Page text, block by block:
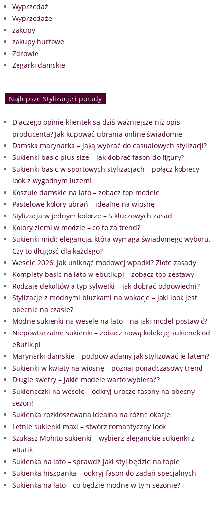
Wyprzedaż
Wyprzedaże
zakupy
zakupy hurtowe
Zdrowie
Zegarki damskie
Najlepsze Stylizacje i porady
Dlaczego opinie klientek są dziś ważniejsze niż opis
producenta? Jak kupować ubrania online świadomie
Damska marynarka – jaką wybrać do casualowych stylizacji?
Sukienki basic plus size – jak dobrać fason do figury?
Sukienki basic w sportowych stylizacjach – połącz kobiecy
look z wygodnym luzem!
Koszule damskie na lato – zobacz top modele
Pastelowe kolory ubrań – idealne na wiosnę
Stylizacja w jednym kolorze – 5 kluczowych zasad
Kolory ziemi w modzie – co to za trend?
Sukienki midi: elegancja, która wymaga świadomego wyboru.
Czy to długość dla każdego?
Wesele 2026: Jak uniknąć modowej wpadki? Złote zasady
Komplety basic na lato w ebutik.pl – zobacz top zestawy
Rodzaje dekoltów a typ sylwetki – jak dobrać odpowiedni?
Stylizacje z modnymi bluzkami na wakacje – jaki look jest
obecnie na czasie?
Modne sukienki na wesele na lato – na jaki model postawić?
Niepowtarzalne sukienki – zobacz nową kolekcję sukienek od
eButik.pl
Marynarki damskie – podpowiadamy jak stylizować je latem?
Sukienki w kwiaty na wiosnę – poznaj ponadczasowy trend
Długie swetry – jakie modele warto wybierać?
Sukieneczki na wesele – odkryj urocze fasony na obecny
sezon!
Sukienka rozkloszowana idealna na różne okazje
Letnie sukienki maxi – stwórz romantyczny look
Szukasz Mohito sukienki – wybierz eleganckie sukienki z
eButik
Sukienka na lato – sprawdź jaki styl będzie na topie
Sukienka hiszpanka – odkryj fason do zadań specjalnych
Sukienka na lato – co będzie modne w tym sezonie?